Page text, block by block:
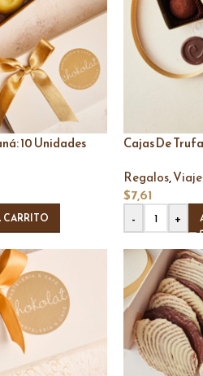
10 Unidades
CARRITO
Cajas De
Regalos,Viaje
$7,61
-
+